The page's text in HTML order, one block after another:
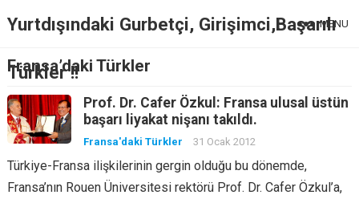
Yurtdışındaki Gurbetçi, Girişimci,Başarılı
Türkler !!
MENU
Fransa’daki Türkler
Prof. Dr. Cafer Özkul: Fransa ulusal üstün
başarı liyakat nişanı takıldı.
Fransa'daki Türkler 31 Ocak 2012
Türkiye-Fransa ilişkilerinin gergin olduğu bu dönemde,
Fransa’nın Rouen Üniversitesi rektörü Prof. Dr. Cafer Özkul’a,